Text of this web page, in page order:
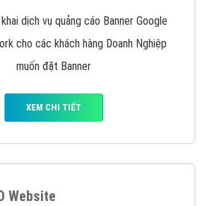
dịch vụ quảng cáo Banner Google
cho các khách hàng Doanh Nghiệp
muốn đặt Banner
XEM CHI TIẾT
Website